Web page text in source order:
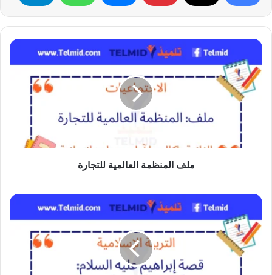
ملف
المنظمة
العالمية
للتجارة
ملف المنظمة العالمية للتجارة
أنصح
وأحاور
بأدب:
قصة
إبراهيم